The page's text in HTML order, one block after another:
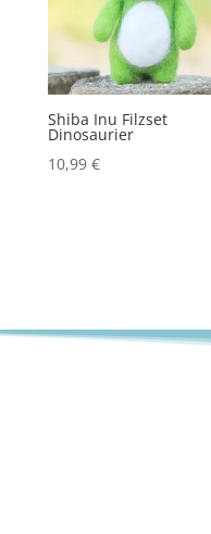
Shiba Inu Filzset
Dinosaurier
10,99€